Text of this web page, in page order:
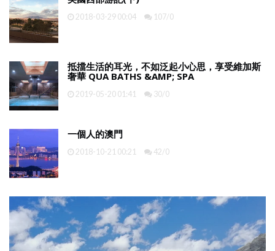
2018-03-29 00:04 107/0
抵擋生活的耳光，不如泛起小心思，享受維加斯
奢華 QUA BATHS &AMP; SPA
2019-05-20 01:41 30/0
一個人的澳門
2018-10-21 00:21 42/0